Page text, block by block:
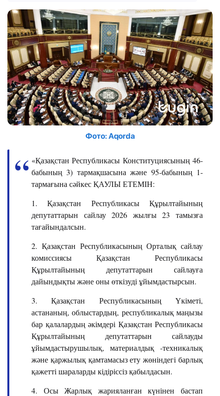
Фото: Aqorda
«Қазақстан Республикасы Конституциясының 46-
бабының 3) тармақшасына және 95-бабының 1-
тармағына сәйкес ҚАУЛЫ ЕТЕМІН:
1. Қазақстан Республикасы Құрылтайының
депутаттарын сайлау 2026 жылғы 23 тамызға
тағайындалсын.
2. Қазақстан Республикасының Орталық сайлау
комиссиясы Қазақстан Республикасы
Құрылтайының депутаттарын сайлауға
дайындықты және оны өткізуді ұйымдастырсын.
3. Қазақстан Республикасының Үкіметі,
астананың, облыстардың, республикалық маңызы
бар қалалардың әкімдері Қазақстан Республикасы
Құрылтайының депутаттарын сайлауды
ұйымдастырушылық, материалдық -техникалық
және қаржылық қамтамасыз ету жөніндегі барлық
қажетті шараларды кідіріссіз қабылдасын.
4. Осы Жарлық жарияланған күнінен бастап